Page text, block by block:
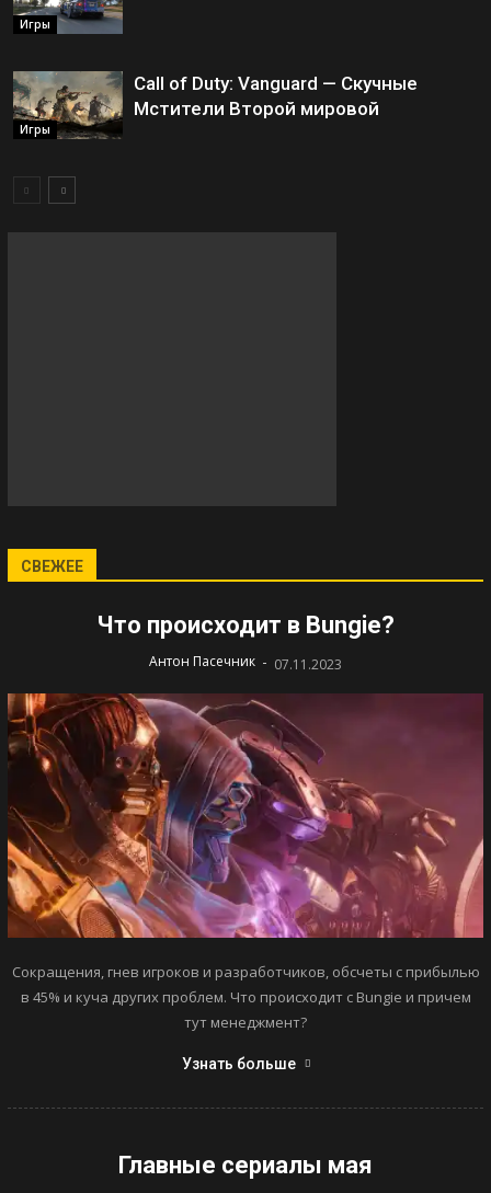
Игры
Игры
Call of Duty: Vanguard — Скучные
Мстители Второй мировой
СВЕЖЕЕ
Что происходит в Bungie?
Антон Пасечник - 07.11.2023
Сокращения, гнев игроков и разработчиков, обсчеты с прибылью
в 45% и куча других проблем. Что происходит с Bungie и причем
тут менеджмент?
Узнать больше
Главные сериалы мая